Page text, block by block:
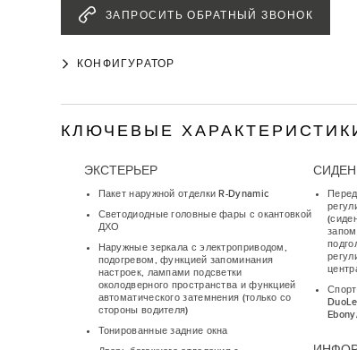
ЗАПРОСИТЬ ОБРАТНЫЙ ЗВОНОК
КОНФИГУРАТОР
КЛЮЧЕВЫЕ
ЭКСТЕРЬЕР
Пакет наружной отделки R-Dynamic
Светодиодные головные фары с окантовкой
ДХО
Наружные зеркала с электроприводом,
подогревом, функцией запоминания
настроек, лампами подсветки
околодверного пространства и функцией
автоматического затемнения (только со
стороны водителя)
Тонированные задние окна